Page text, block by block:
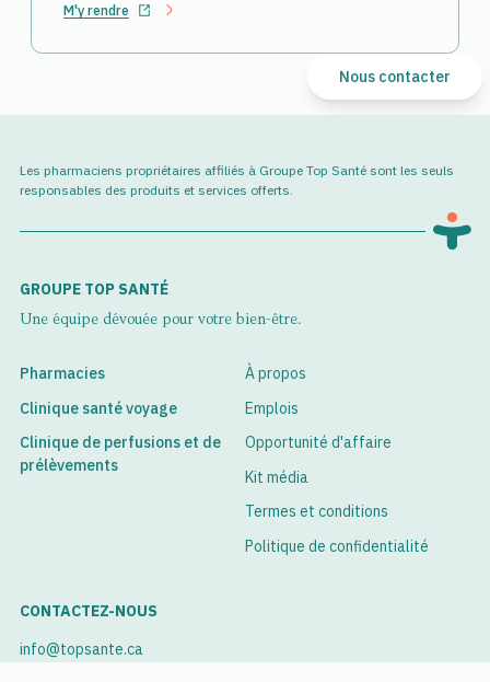
M'y rendreOuvrir dans un nouvel onglet
Nous contacter
Les pharmaciens propriétaires affiliés à Groupe Top Santé sont les seuls
responsables des produits et services offerts.
GROUPE TOP SANTÉ
Une équipe dévouée pour votre bien-être.
Pharmacies
Clinique santé voyage
Clinique de perfusions et de
prélèvements
À propos
Emplois
Opportunité d'affaire
Kit média
Termes et conditions
Politique de confidentialité
CONTACTEZ-NOUS
info@topsante.ca